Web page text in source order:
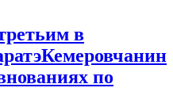
в
Кемеровчанин
по